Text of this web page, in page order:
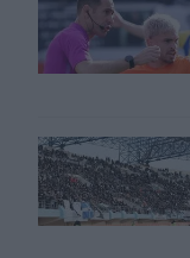
Super Cup: Η